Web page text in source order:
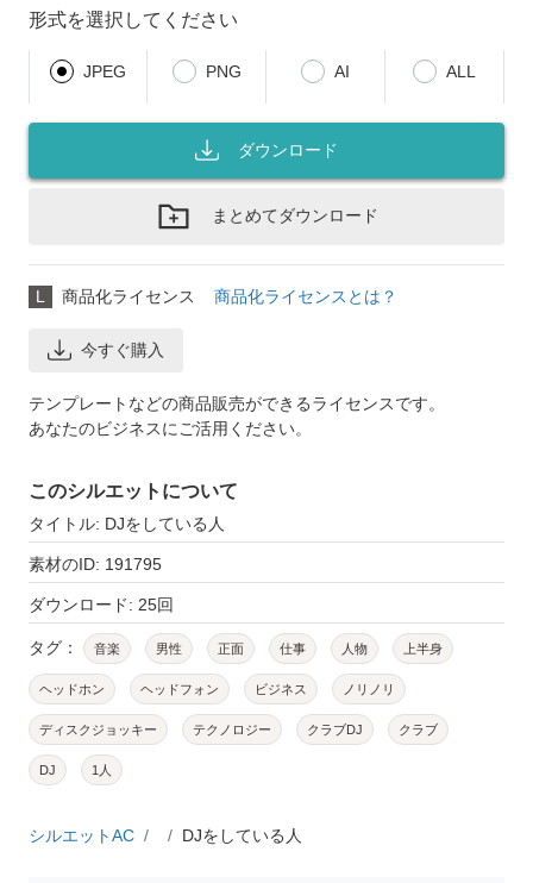
形式を選択してください
JPEG PNG AI ALL
ダウンロード
まとめてダウンロード
L 商品化ライセンス 商品化ライセンスとは？
今すぐ購入
テンプレートなどの商品販売ができるライセンスです。
あなたのビジネスにご活用ください。
このシルエットについて
タイトル: DJをしている人
素材のID: 191795
ダウンロード: 25回
タグ： 音楽 男性 正面 仕事 人物 上半身
ヘッドホン ヘッドフォン ビジネス ノリノリ
ディスクジョッキー テクノロジー クラブDJ クラブ
DJ 1人
シルエットAC DJをしている人